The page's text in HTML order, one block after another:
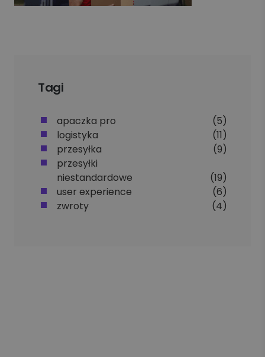
Tagi
apaczka pro
(5)
logistyka
(11)
przesyłka
(9)
przesyłki
niestandardowe
(19)
user experience
(6)
zwroty
(4)